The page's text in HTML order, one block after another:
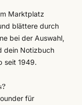
Marktplatz
blättere durch
bei der Auswahl,
dein Notizbuch
seit 1949.
für